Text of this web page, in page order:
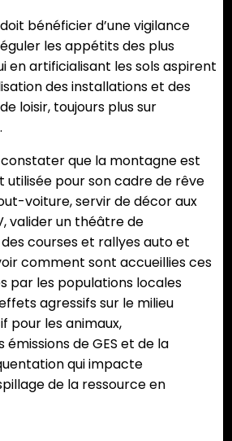
bénéficier d’une vigilance
les appétits des plus
en artificialisant les sols aspirent
des installations et des
loisir, toujours plus sur
que la montagne est
utilisée pour son cadre de rêve
voiture, servir de décor aux
valider un théâtre de
courses et rallyes auto et
comment sont accueillies ces
par les populations locales
agressifs sur le milieu
pour les animaux,
de GES et de la
qui impacte
de la ressource en